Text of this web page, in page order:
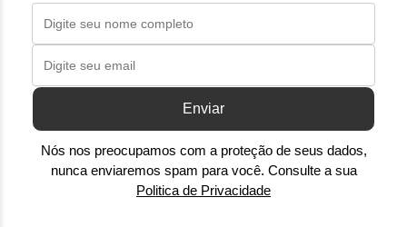
Enviar
Nós nos preocupamos com a proteção de seus dados,
nunca enviaremos spam para você. Consulte a sua
Politica de Privacidade